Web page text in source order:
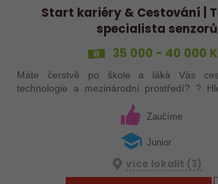
Start kariéry & Cestování |
specialista senzorů
35 000 - 40 000
Máte čerstvě po škole a láká Vás
technologie a mezinárodní prostředí? ?
senzorických systémů. Nečekáme roky…
Zaučíme
Junior
více lokalit (3)